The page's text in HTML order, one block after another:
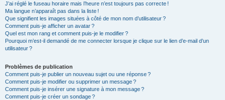
J’ai réglé le fuseau horaire mais l’heure n’est toujours pas correcte !
Ma langue n’apparaît pas dans la liste !
Que signifient les images situées à côté de mon nom d’utilisateur ?
Comment puis-je afficher un avatar ?
Quel est mon rang et comment puis-je le modifier ?
Pourquoi m’est-il demandé de me connecter lorsque je clique sur le lien d’e-mail d’un
utilisateur ?
Problèmes de publication
Comment puis-je publier un nouveau sujet ou une réponse ?
Comment puis-je modifier ou supprimer un message ?
Comment puis-je insérer une signature à mon message ?
Comment puis-je créer un sondage ?